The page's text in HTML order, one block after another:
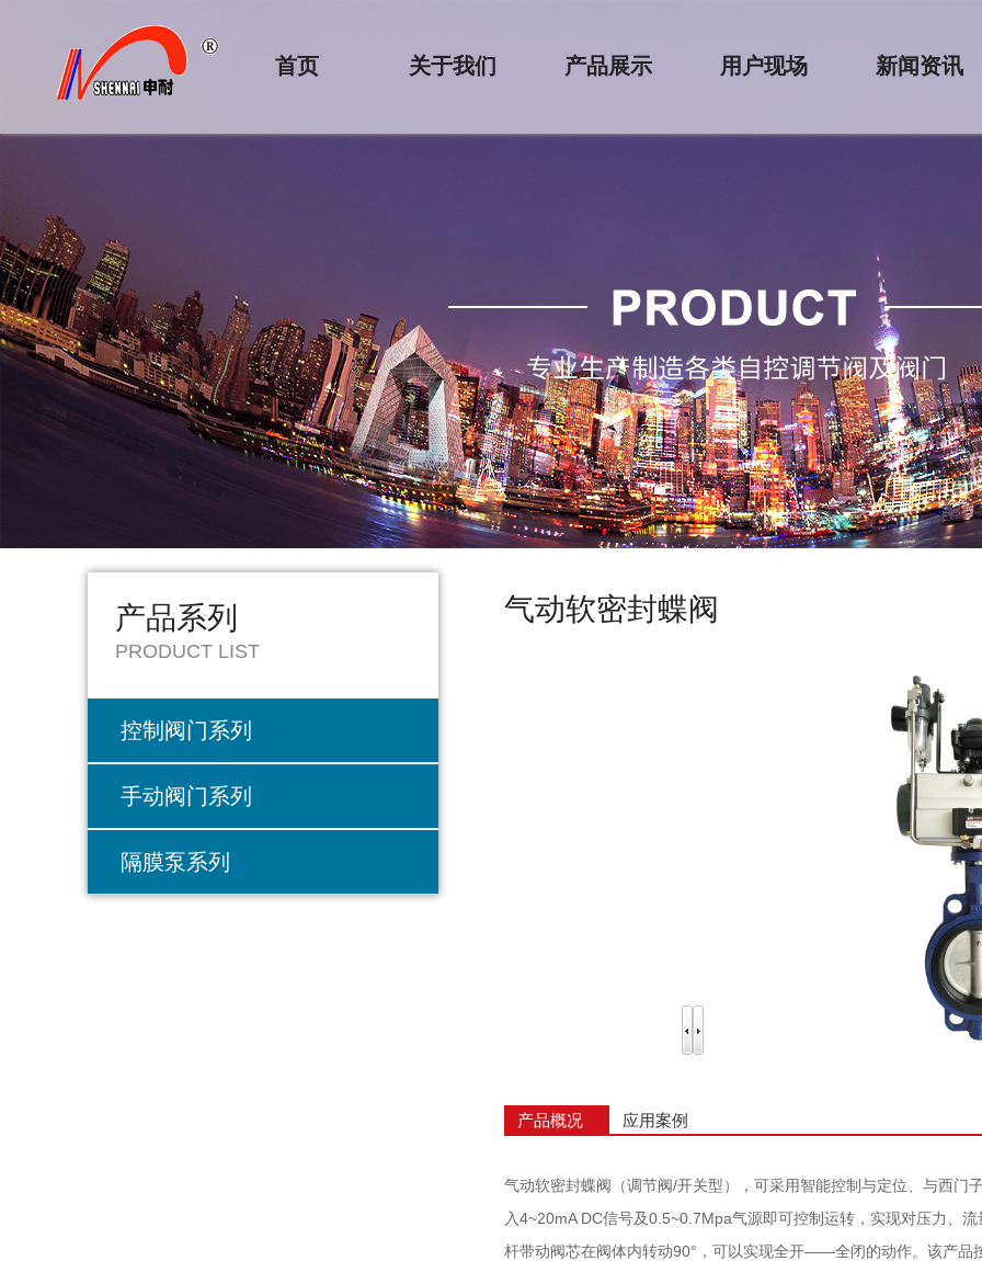
首页 关于我们 产品展示 用户现场 新闻资讯
产品系列
PRODUCT LIST
控制阀门系列
手动阀门系列
隔膜泵系列
气动软密封蝶阀
产品概况 应用案例
气动软密封蝶阀（调节阀/开关型），可采用智能控制与定位、与西门
入4~20mA DC信号及0.5~0.7Mpa气源即可控制运转，实现对压力、
杆带动阀芯在阀体内转动90°，可以实现全开——全闭的动作。该产品